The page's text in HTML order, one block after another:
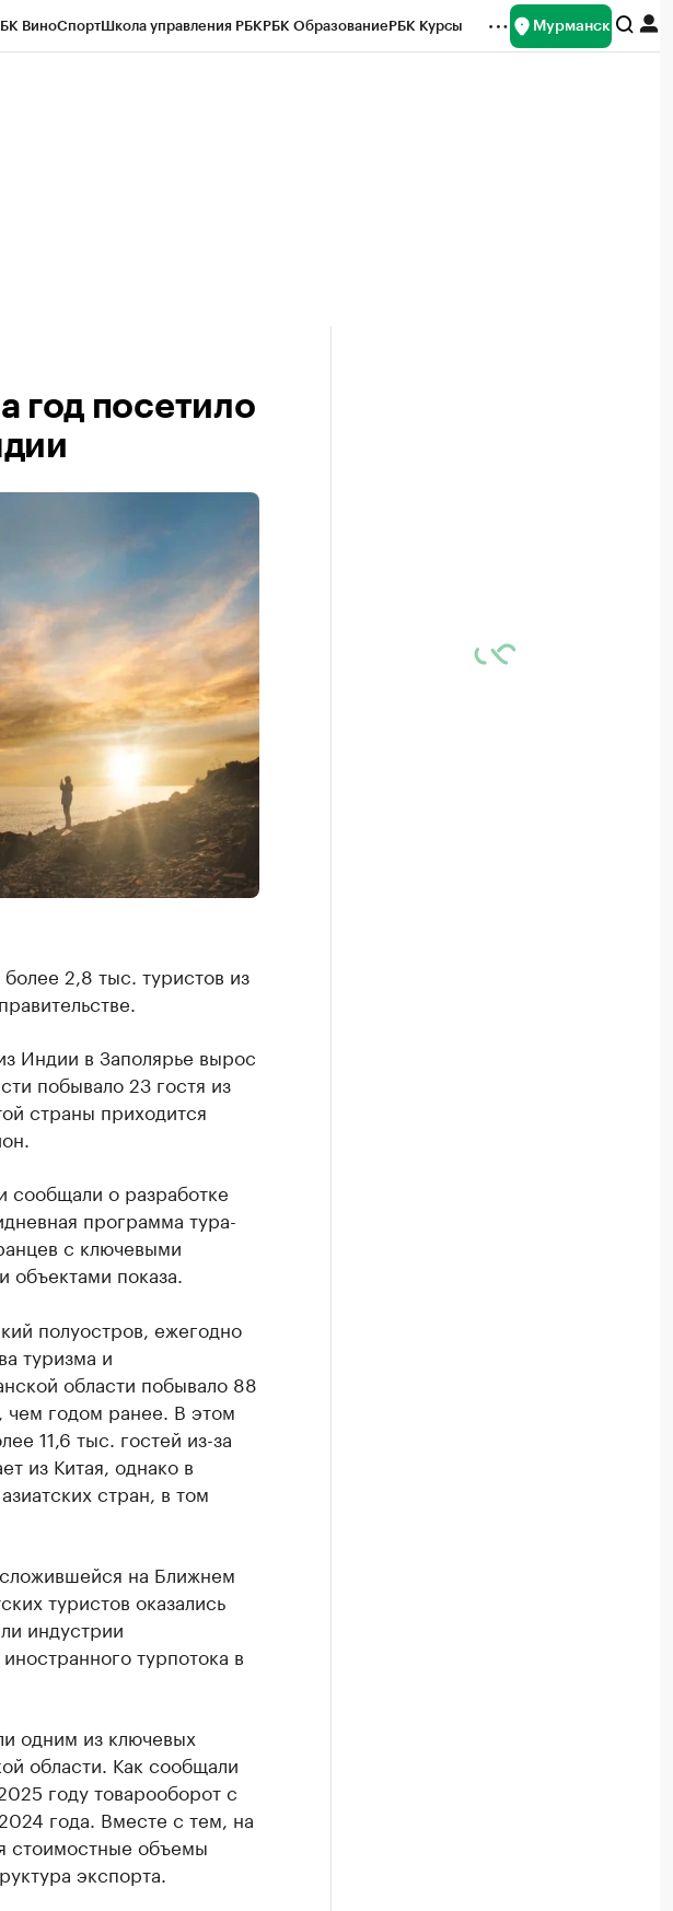
ВиноСпортШкола управления РБКРБК ОбразованиеРБК Курсы Мурманск
год посетило
2,8 тыс. туристов из
Индии в Заполярье вырос
побывало 23 гостя из
страны приходится
сообщали о разработке
программа тура-
с ключевыми
показа.
полуостров, ежегодно
туризма и
области побывало 88
годом ранее. В этом
11,6 тыс. гостей из-за
из Китая, однако в
стран, в том
на Ближнем
туристов оказались
индустрии
турпотока в
одним из ключевых
области. Как сообщали
году товарооборот с
года. Вместе с тем, на
стоимостные объемы
экспорта.